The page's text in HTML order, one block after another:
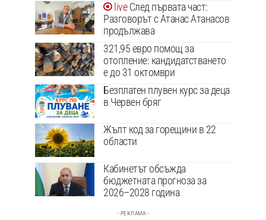
След първата част:
Разговорът с Атанас Атанасов
продължава
321,95 евро помощ за
отопление: кандидатстването
е до 31 октомври
Безплатен плувен курс за деца
в Червен бряг
Жълт код за горещини в 22
области
Кабинетът обсъжда
бюджетната прогноза за
2026–2028 година
- РЕКЛАМА -